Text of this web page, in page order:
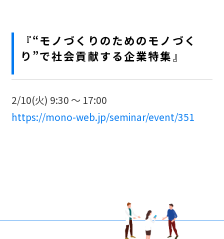
『“モノづくりのためのモノづく
り”で社会貢献する企業特集』
2/10(火) 9:30 ～ 17:00
https://mono-web.jp/seminar/event/351